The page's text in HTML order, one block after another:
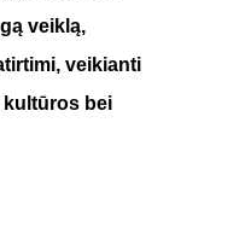
veiklą,
veikianti
kultūros bei